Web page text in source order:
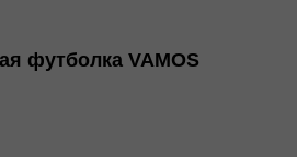
футболка VAMOS